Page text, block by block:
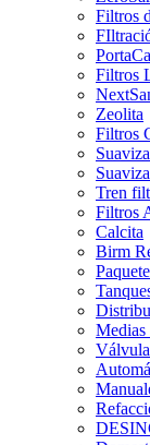
Filtros
Filtros
Zeolita
Filtros
Tren
Filtros
Calcita
Birm
Medias